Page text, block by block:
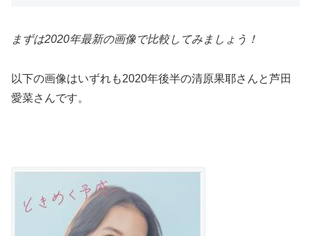
まずは2020年最新の画像で比較してみましょう！
以下の画像はいずれも2020年後半の清原果耶さんと芦田
愛菜さんです。